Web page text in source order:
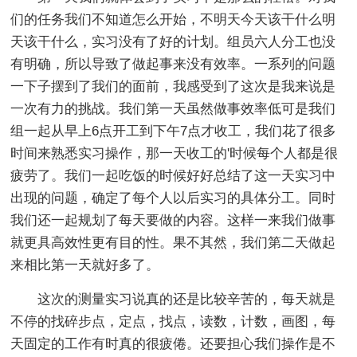
们的任务我们不知道怎么开始，不明天今天该干什么明
天该干什么，实习没有了好的计划。组员六人分工也没
有明确，所以导致了做起事来没有效率。一系列的问题
一下子摆到了我们的面前，我感受到了这次是我来说是
一次有力的挑战。我们第一天虽然做事效率低可是我们
组一起从早上6点开工到下午7点才收工，我们花了很多
时间来熟悉实习操作，那一天收工的'时候每个人都是很
疲劳了。我们一起吃饭的时候好好总结了这一天实习中
出现的问题，确定了每个人以后实习的具体分工。同时
我们还一起规划了每天要做的内容。这样一来我们做事
就更具高效性更有目的性。果不其然，我们第二天做起
来相比第一天就好多了。
这次的测量实习说真的还是比较辛苦的，每天就是
不停的找碎步点，定点，找点，读数，计数，画图，每
天固定的工作有时真的很疲倦。还要担心我们操作是不